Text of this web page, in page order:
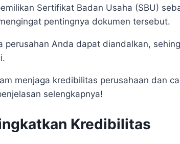
Sertifikat Badan Usaha (SBU)
pentingnya dokumen tersebut.
Anda dapat diandalkan,
menjaga kredibilitas perusahaan dan
selengkapnya!
Kredibilitas